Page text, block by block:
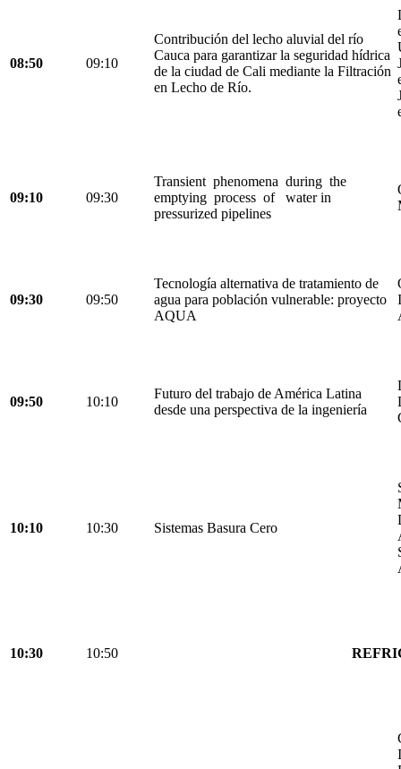
08:50 09:10
Contribución del lecho aluvial del río
Cauca para garantizar la seguridad hídrica
de la ciudad de Cali mediante la Filtración
en Lecho de Río.
09:10 09:30
Transient phenomena during the
emptying process of water in
pressurized pipelines
09:30 09:50
Tecnología alternativa de tratamiento de
agua para población vulnerable: proyecto
AQUA
09:50 10:10
Futuro del trabajo de América Latina
desde una perspectiva de la ingeniería
10:10 10:30 Sistemas Basura Cero
10:30 10:50